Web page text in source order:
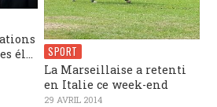
él...
SPORT
La Marseillaise a retenti
en Italie ce week-end
29 AVRIL 2014